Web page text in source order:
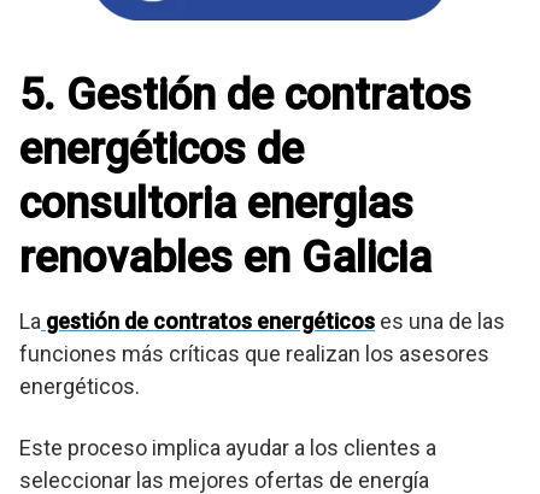
5. Gestión de contratos
energéticos de
consultoria energias
renovables en Galicia
La gestión de contratos energéticos es una de las
funciones más críticas que realizan los asesores
energéticos.
Este proceso implica ayudar a los clientes a
seleccionar las mejores ofertas de energía